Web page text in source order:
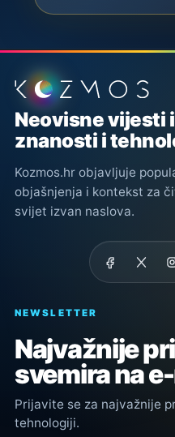
Podnožje stranice
Neovisne vijesti
znanosti i
Kozmos.hr objavljuje
objašnjenja i kontekst za
svijet izvan naslova.
NEWSLETTER
Najvažnije
svemira na
Prijavite se za najvažnije
tehnologiji.